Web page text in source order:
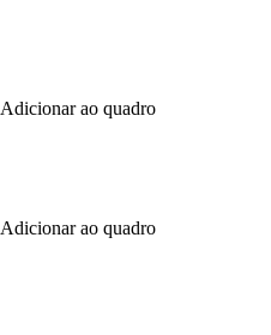
Adicionar ao quadro
Adicionar ao quadro